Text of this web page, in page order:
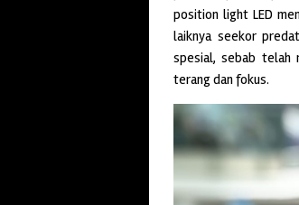
position light LED
laiknya seekor
spesial, sebab telah
terang dan fokus.